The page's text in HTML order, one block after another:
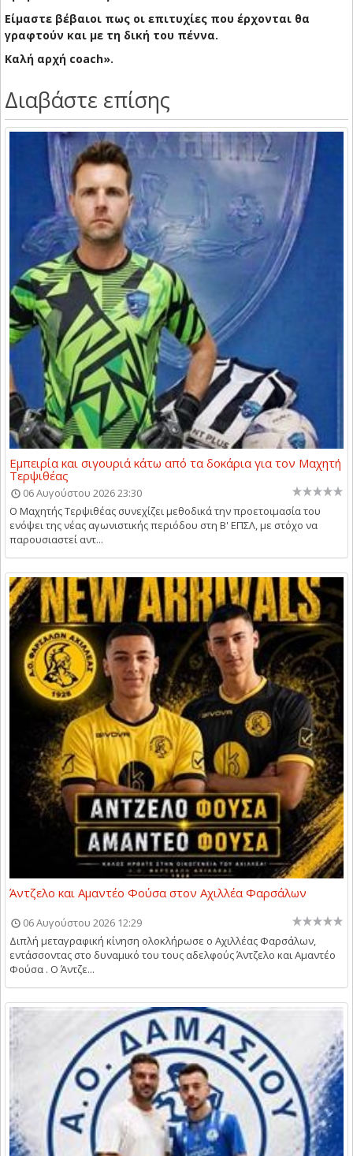
Είμαστε βέβαιοι πως οι επιτυχίες που έρχονται θα
γραφτούν και με τη δική του πέννα.
Καλή αρχή coach».
Διαβάστε επίσης
Εμπειρία και σιγουριά κάτω από τα δοκάρια για τον Μαχητή
Τερψιθέας
06 Αυγούστου 2026 23:30
Ο Μαχητής Τερψιθέας συνεχίζει μεθοδικά την προετοιμασία του
ενόψει της νέας αγωνιστικής περιόδου στη Β' ΕΠΣΛ, με στόχο να
παρουσιαστεί αντ...
Άντζελο και Αμαντέο Φούσα στον Αχιλλέα Φαρσάλων
06 Αυγούστου 2026 12:29
Διπλή μεταγραφική κίνηση ολοκλήρωσε ο Αχιλλέας Φαρσάλων,
εντάσσοντας στο δυναμικό του τους αδελφούς Άντζελο και Αμαντέο
Φούσα . Ο Άντζε...